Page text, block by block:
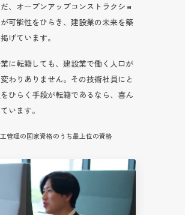
、オープンアップコンストラクショ
可能性をひらき、建設業の未来を築
げています。
に転籍しても、建設業で働く人口が
わりありません。その技術社員にと
ひらく手段が転籍であるなら、喜ん
います。
管理の国家資格のうち最上位の資格